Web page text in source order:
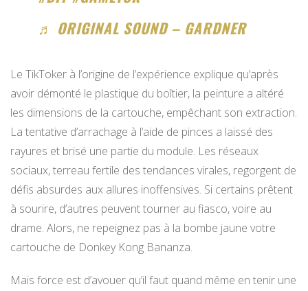
♬ ORIGINAL SOUND – GARDNER
Le TikToker à l’origine de l’expérience explique qu’après
avoir démonté le plastique du boîtier, la peinture a altéré
les dimensions de la cartouche, empêchant son extraction.
La tentative d’arrachage à l’aide de pinces a laissé des
rayures et brisé une partie du module. Les réseaux
sociaux, terreau fertile des tendances virales, regorgent de
défis absurdes aux allures inoffensives. Si certains prêtent
à sourire, d’autres peuvent tourner au fiasco, voire au
drame. Alors, ne repeignez pas à la bombe jaune votre
cartouche de Donkey Kong Bananza.
Mais force est d’avouer qu’il faut quand même en tenir une